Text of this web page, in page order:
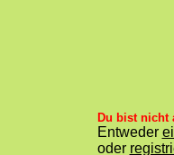
Du bist nicht
Entweder
oder